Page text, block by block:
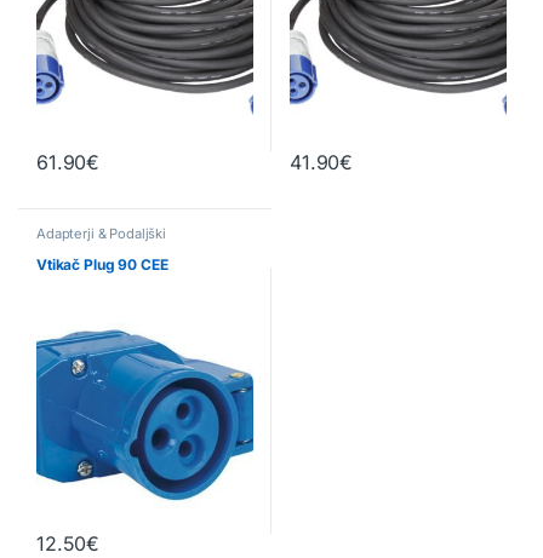
61.90€ 41.90€
Adapterji & Podaljški
Vtikač Plug 90 CEE
12.50€